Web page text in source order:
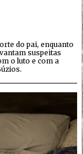
do pai, enquanto
suspeitas
o luto e com a